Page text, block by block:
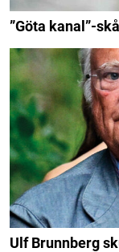
”Göta kanal”-
Ulf Brunnberg